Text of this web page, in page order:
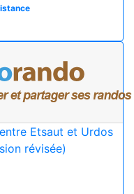
Etsaut et Urdos
révisée)